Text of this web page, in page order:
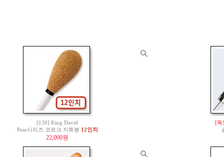
[130] King David
Pear시리즈 코르크 지휘봉 12인치
22,000원
[독